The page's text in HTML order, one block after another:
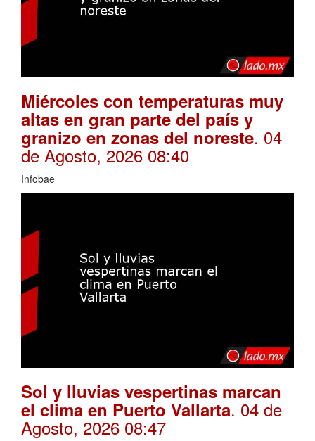
Miércoles con temperaturas muy
altas en gran parte del país y
granizo en zonas del noreste. 04
de Agosto, 2026 08:40
Infobae
Sol y lluvias vespertinas marcan
el clima en Puerto Vallarta. 04 de
Agosto, 2026 08:47